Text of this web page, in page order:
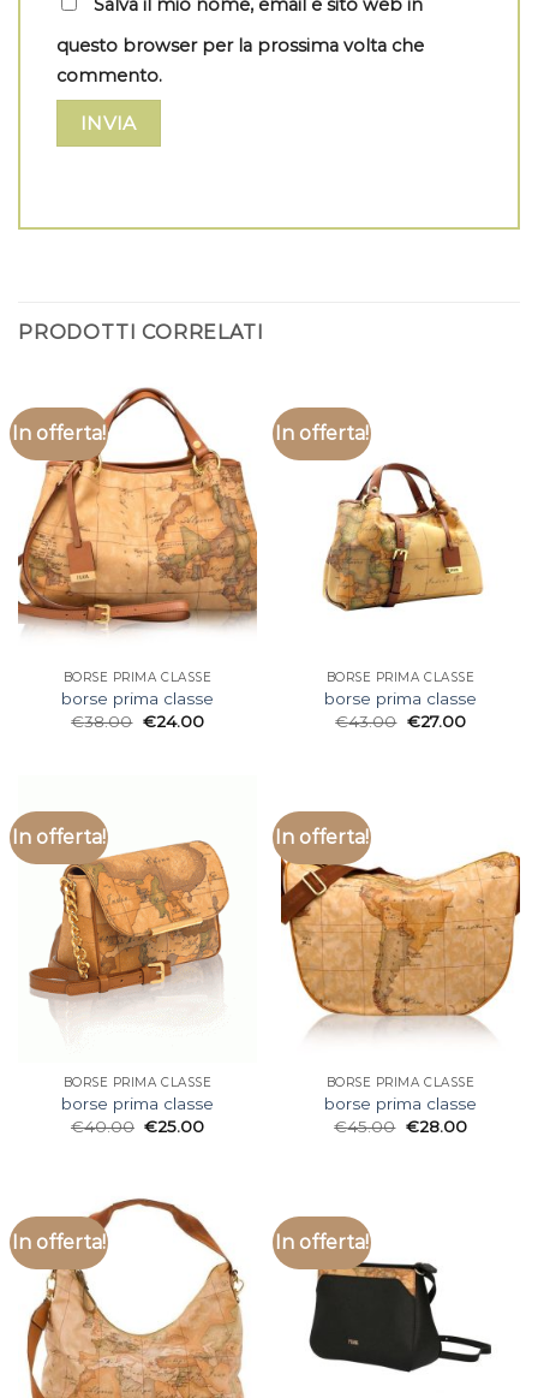
Salva il mio nome, email e sito web in
questo browser per la prossima volta che
commento.
PRODOTTI CORRELATI
In offerta!
BORSE PRIMA CLASSE
borse prima classe
€38.00 €24.00
In offerta!
BORSE PRIMA CLASSE
borse prima classe
€43.00 €27.00
In offerta!
BORSE PRIMA CLASSE
borse prima classe
€40.00 €25.00
In offerta!
BORSE PRIMA CLASSE
borse prima classe
€45.00 €28.00
In offerta! In offerta!